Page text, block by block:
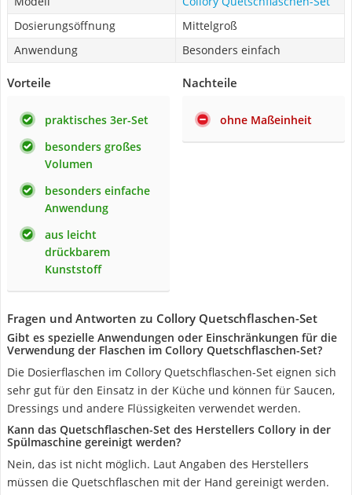
Dosierungsöffnung
Mittelgroß
Anwendung
Besonders einfach
Vorteile
praktisches 3er-Set
besonders großes
Volumen
besonders einfache
Anwendung
aus leicht
drückbarem
Kunststoff
Nachteile
ohne Maßeinheit
Fragen und Antworten zu Collory Quetschflaschen-Set
Gibt es spezielle Anwendungen oder Einschränkungen für die
Verwendung der Flaschen im Collory Quetschflaschen-Set?
Die Dosierflaschen im Collory Quetschflaschen-Set eignen sich
sehr gut für den Einsatz in der Küche und können für Saucen,
Dressings und andere Flüssigkeiten verwendet werden.
Kann das Quetschflaschen-Set des Herstellers Collory in der
Spülmaschine gereinigt werden?
Nein, das ist nicht möglich. Laut Angaben des Herstellers
müssen die Quetschflaschen mit der Hand gereinigt werden.